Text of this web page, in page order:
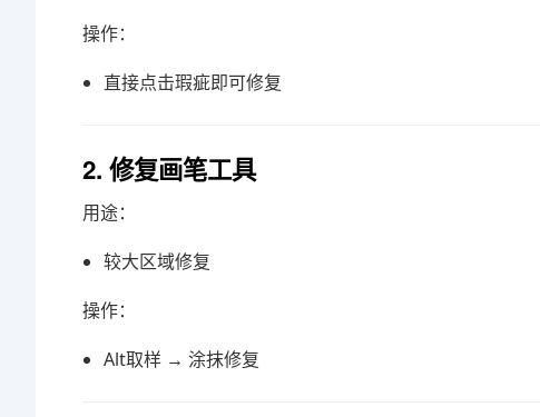
操作：
直接点击瑕疵即可修复
2. 修复画笔工具
用途：
较大区域修复
操作：
Alt取样 → 涂抹修复